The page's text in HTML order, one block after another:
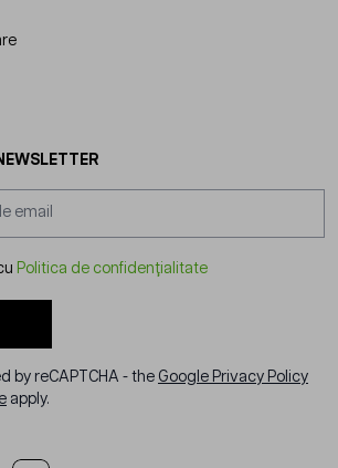
Politica de confidențialitate
by reCAPTCHA - the Google Privacy Policy
apply.